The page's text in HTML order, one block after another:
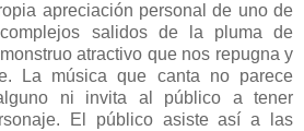
apreciación personal de uno de
salidos de la pluma de
atractivo que nos repugna y
La música que canta no parece
ni invita al público a tener
El público asiste así a las